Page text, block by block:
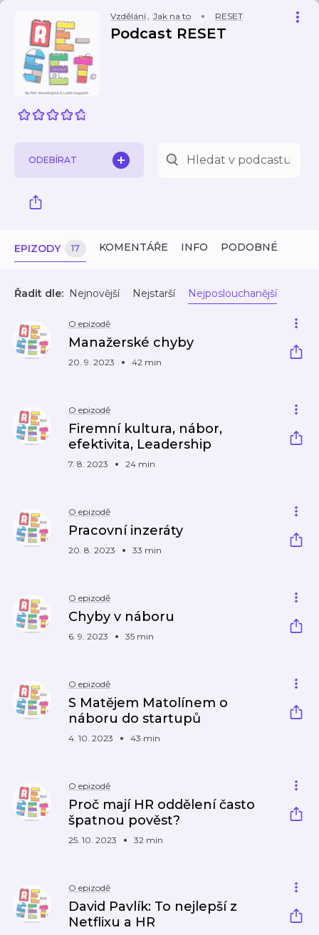
Vzdělání, Jak na to RESET
Podcast RESET
ODEBÍRAT
EPIZODY 17 KOMENTÁŘE INFO PODOBNÉ
Řadit dle: Nejnovější Nejstarší Nejposlouchanější
O epizodě
Manažerské chyby
20. 9. 2023 42 min
O epizodě
Firemní kultura, nábor,
efektivita, Leadership
7. 8. 2023 24 min
O epizodě
Pracovní inzeráty
20. 8. 2023 33 min
O epizodě
Chyby v náboru
6. 9. 2023 35 min
O epizodě
S Matějem Matolínem o
náboru do startupů
4. 10. 2023 43 min
O epizodě
Proč mají HR oddělení často
špatnou pověst?
25. 10. 2023 32 min
O epizodě
David Pavlík: To nejlepší z
Netflixu a HR